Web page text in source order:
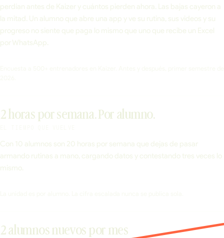
perdían antes de Kaizer y cuántos pierden ahora. Las bajas cayeron a
la mitad. Un alumno que abre una app y ve su rutina, sus videos y su
progreso no siente que paga lo mismo que uno que recibe un Excel
por WhatsApp.
2 horas por semana. Por alumno.
Con 10 alumnos son 20 horas por semana que dejas de pasar
armando rutinas a mano, cargando datos y contestando tres veces lo
mismo.
2 alumnos nuevos por mes